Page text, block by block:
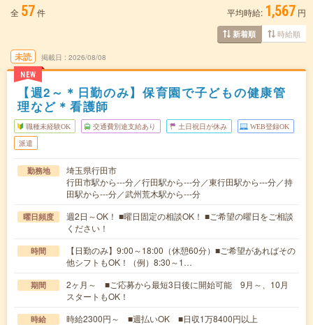
全 57件 平均時給: 1,567 円
新着順 時給順
未読
NEW
掲載日 2026/08/08
【週2～＊日勤のみ】保育園で子どもの健康管
理など＊看護師
職種未経験OK 交通費別途支給あり 土日祝日が休み WEB登録OK
派遣
勤務地
埼玉県行田市
行田市駅から---分／行田駅から---分／東行田駅から---分／持
田駅から---分／武州荒木駅から---分
曜日頻度
週2日～OK！ ■曜日固定の相談OK！ ■ご希望の曜日をご相談
ください！
時間
【日勤のみ】9:00～18:00（休憩60分）■ご希望があればその
他シフトもOK！（例）8:30～1…
期間
2ヶ月～ ■ご応募から最短3日後に開始可能 9月～、10月
スタートもOK！
時給 時給2300円～ ■週払いOK ■日収1万8400円以上